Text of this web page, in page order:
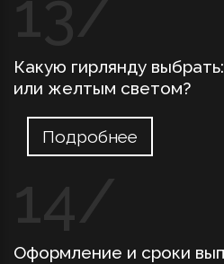
Какую гирлянду
или желтым светом?
Подробнее
Оформление и сроки